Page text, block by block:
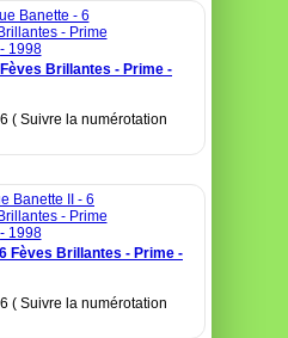
Brillantes - Prime -
( Suivre la numérotation
Fèves Brillantes - Prime -
( Suivre la numérotation